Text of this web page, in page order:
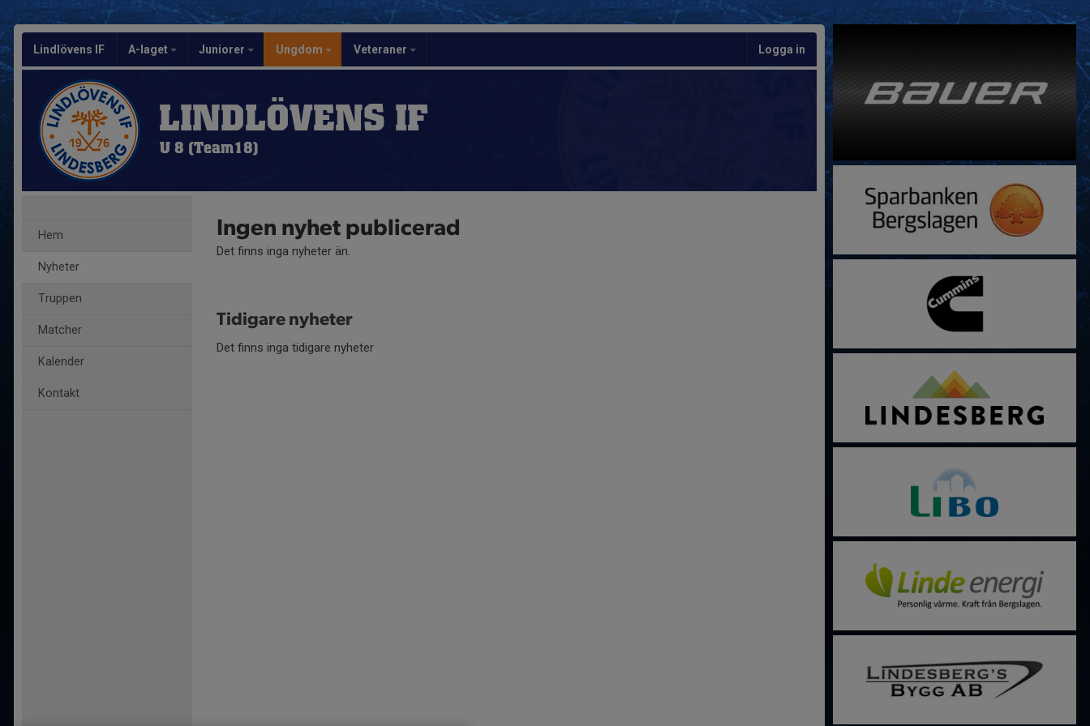
Lindlövens IF A-laget Juniorer Ungdom Veteraner Logga in
LINDLÖVENS IF
U 8 (Team18)
Hem
Nyheter
Truppen
Matcher
Kalender
Kontakt
Ingen nyhet publicerad
Det finns inga nyheter än.
Tidigare nyheter
Det finns inga tidigare nyheter